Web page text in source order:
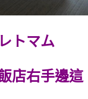
トマム
店右手邊這